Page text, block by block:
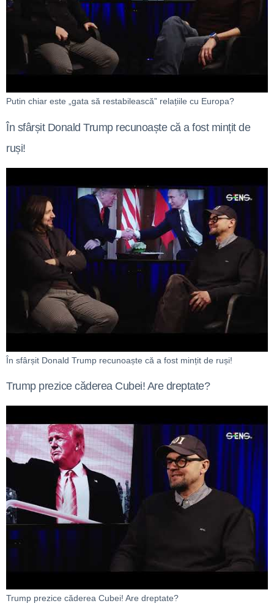
Putin chiar este „gata să restabilească” relațiile cu Europa?
În sfârșit Donald Trump recunoaște că a fost mințit de
ruși!
În sfârșit Donald Trump recunoaște că a fost mințit de ruși!
Trump prezice căderea Cubei! Are dreptate?
Trump prezice căderea Cubei! Are dreptate?